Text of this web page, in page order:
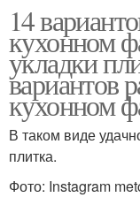
14
кухонном
укладки
вариантов
кухонном
В таком виде
плитка.
Фото: Instagram